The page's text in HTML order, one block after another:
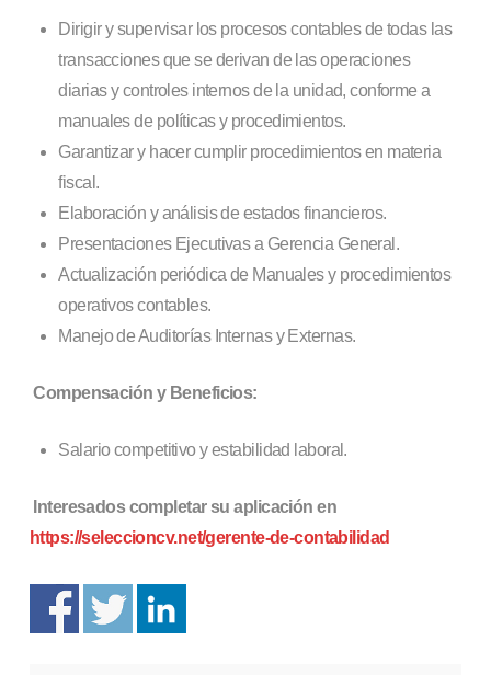
Dirigir y supervisar los procesos contables de todas las
transacciones que se derivan de las operaciones
diarias y controles internos de la unidad, conforme a
manuales de políticas y procedimientos.
Garantizar y hacer cumplir procedimientos en materia
fiscal.
Elaboración y análisis de estados financieros.
Presentaciones Ejecutivas a Gerencia General.
Actualización periódica de Manuales y procedimientos
operativos contables.
Manejo de Auditorías Internas y Externas.
Compensación y Beneficios:
Salario competitivo y estabilidad laboral.
Interesados completar su aplicación en
https://seleccioncv.net/gerente-de-contabilidad